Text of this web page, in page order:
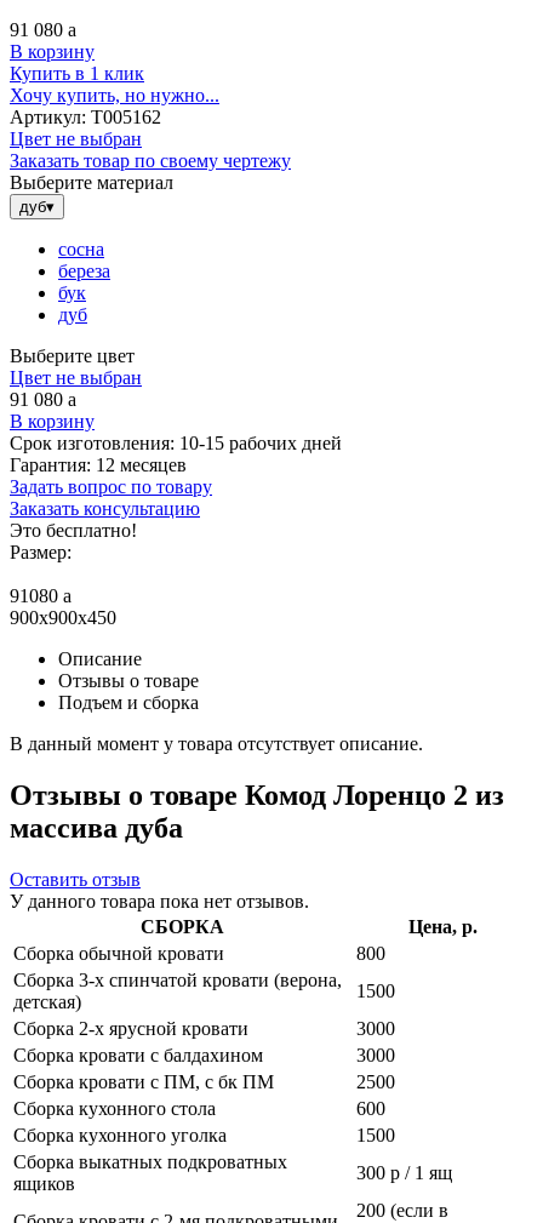
91 080 a
В корзину
Купить в 1 клик
Хочу купить, но нужно...
Артикул: Т005162
Цвет не выбран
Заказать товар по своему чертежу
Выберите материал
дуб▾
сосна
береза
бук
дуб
Выберите цвет
Цвет не выбран
91 080 a
В корзину
Срок изготовления: 10-15 рабочих дней
Гарантия: 12 месяцев
Задать вопрос по товару
Заказать консультацию
Это бесплатно!
Размер:
91080 a
900x900x450
Описание
Отзывы о товаре
Подъем и сборка
В данный момент у товара отсутствует описание.
Отзывы о товаре Комод Лоренцо 2 из
массива дуба
Оставить отзыв
У данного товара пока нет отзывов.
СБОРКА
Цена, р.
Сборка обычной кровати
800
Сборка 3-х спинчатой кровати (верона,
детская)
1500
Сборка 2-х ярусной кровати
3000
Сборка кровати с балдахином
3000
Сборка кровати с ПМ, с бк ПМ
2500
Сборка кухонного стола
600
Сборка кухонного уголка
1500
Сборка выкатных подкроватных
ящиков
300 р / 1 ящ
200 (если в